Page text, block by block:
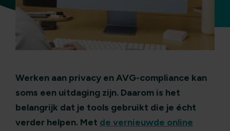
Werken aan privacy en AVG-compliance kan
soms een uitdaging zijn. Daarom is het
belangrijk dat je tools gebruikt die je écht
verder helpen. Met de vernieuwde online